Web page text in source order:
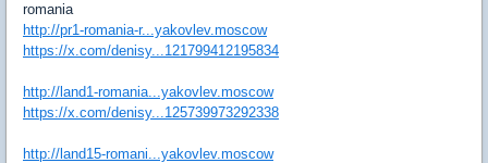
romania
http://pr1-romania-r...yakovlev.moscow
https://x.com/denisy...121799412195834
http://land1-romania...yakovlev.moscow
https://x.com/denisy...125739973292338
http://land15-romani...yakovlev.moscow